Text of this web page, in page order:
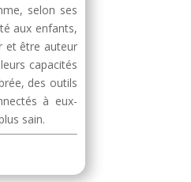
selon ses
aux enfants,
et être auteur
capacités
des outils
à eux-
sain.